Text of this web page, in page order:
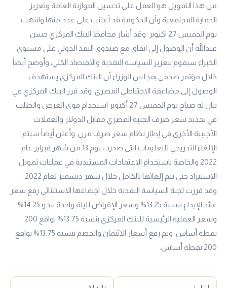
من هذا التمويل هو العمل على تحسين الموازنة العامة وتعزيز
الحماية المجتمعية وأن الحكومة قد أعلنت على عدد منها وانتهت
يوم الخميس 27 اكتوبر. وقد أشار محافظ البنك المركزي حسن
عبدالله أن الوصول إلى اتفاق مع صندوق النقد الدولي على مستوى
الخبراء سيقوم بتعزيز السياسة النقدية والاقتصاد الكلي، وأوضح أيضاً
خلال مؤتمر صحفي بمجلس الوزراء أن البنك المركزي يستهدف
الوصول إلى مضاعفة الاحتياطي المصري. وقد قرر البنك المركزي في
بيان له صباح يوم الخميس 27 أكتوبر استخدام قوى العرض والطلب
في تحديد سعر صرف الجنيه المصري مقابل الدولار والعملات
الأجنبية الأخرى في إطار نظام سعر صرف مرن. وأعلن أيضاً سيتم
الإلغاء التدريجي للتعليمات التي صدرت يوم 13 من شهر فبراير عام
2022 والخاصة باستخدام الاعتمادات المستندية في عمليات تمويل
وقد قررت لجنة السياسة النقدية خلال اجتماعها الاستثنائي رفع سعر
عائد الإيداع بنسبة 13.25% وسعر الإقراض لليلة واحدة بنحو 14.25%
وسعر العملية الرئيسية للبنك المركزي بنسبة 13.75% بواقع 200
نقطة أساس. وتم رفع أسعار الائتمان والخصم بنسبة 13.75% بواقع
200 نقطة أساس.